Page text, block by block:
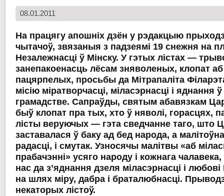
08.01.2011
На працягу апошніх дзён у рэдакцыю
чытачоў, звязаныя з падзеямі 19 снежня на
Незалежнасці ў Мінску. У гэтых лістах —
занепакоенасць лёсам зняволеных, клопат
пацярпелых, просьбы да Мітрапаліта
місію міратворчасці, міласэрнасці і яднання
грамадстве. Сапраўды, святым абавязкам
быў клопат пра тых, хто ў няволі, горасцях,
лісты веруючых — гэта сведчанне таго, што
заставалася ў баку ад бед народа, а
радасці, і смутак. Узносячы малітвы «аб
прабачэнні» усяго народу і кожнага
нас да з’яднання дзеля міласэрнасці і
на шлях міру, дабра і браталюбнасці.
некаторых лістоў.